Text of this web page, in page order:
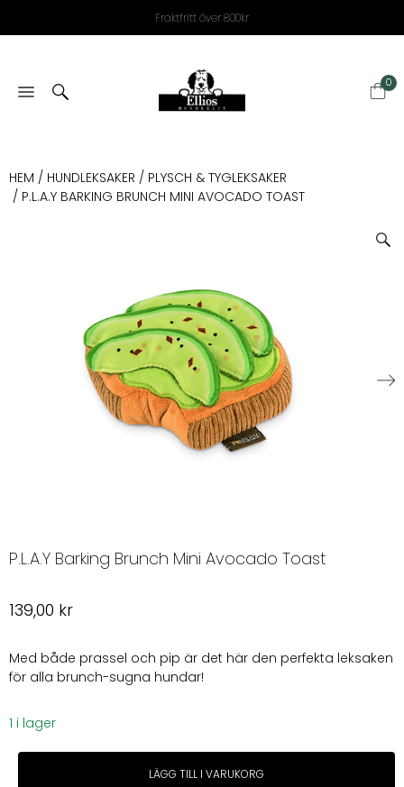
Fraktfritt över 800kr
0
HEM / HUNDLEKSAKER / PLYSCH & TYGLEKSAKER
/ P.L.A.Y BARKING BRUNCH MINI AVOCADO TOAST
P.L.A.Y Barking Brunch Mini Avocado Toast
139,00 kr
Med både prassel och pip är det här den perfekta leksaken
för alla brunch-sugna hundar!
1 i lager
P.L.A.Y
LÄGG TILL I VARUKORG